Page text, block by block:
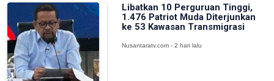
Libatkan 10 Perguruan Tinggi,
1.476 Patriot Muda Diterjunkan
ke 53 Kawasan Transmigrasi
Nusantaratv.com - 2 hari lalu